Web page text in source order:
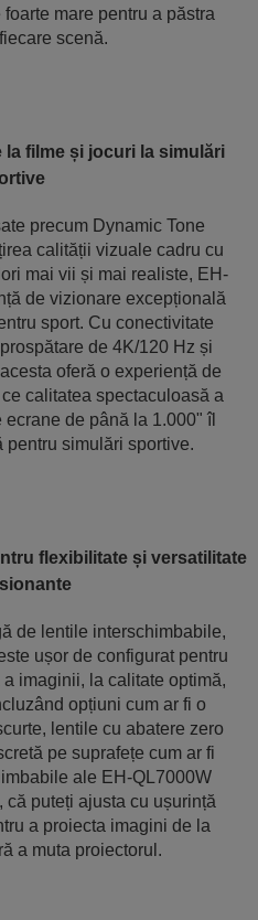
mare pentru a păstra
scenă.
filme și jocuri la simulări
precum Dynamic Tone
calității vizuale cadru cu
mai vii și mai realiste, EH-
de vizionare excepțională
sport. Cu conectivitate
de 4K/120 Hz și
oferă o experiență de
calitatea spectaculoasă a
de până la 1.000" îl
pentru simulări sportive.
flexibilitate și versatilitate
de lentile interschimbabile,
ușor de configurat pentru
imaginii, la calitate optimă,
opțiuni cum ar fi o
lentile cu abatere zero
pe suprafețe cum ar fi
ale EH-QL7000W
puteți ajusta cu ușurință
a proiecta imagini de la
a muta proiectorul.